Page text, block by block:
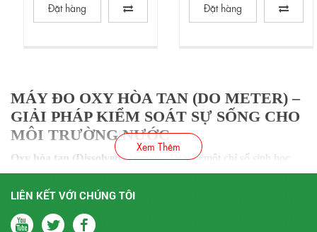
Đặt hàng Đặt hàng
MÁY ĐO OXY HÒA TAN (DO METER) –
GIẢI PHÁP KIỂM SOÁT SỰ SỐNG CHO
MÔI TRƯỜNG NƯỚC
Oxy hòa tan (Dissolved Oxygen - DO)là một chỉ số sinh học
quan trọng, phản ánh lượng oxy tồn tại dưới dạng phân tử hòa lẫn
trong nước. Đây là yếu tố sống còn quyết định sự phát triển của
nước tự nhiên.
Xem Thêm
LIÊN KẾT VỚI CHÚNG TÔI